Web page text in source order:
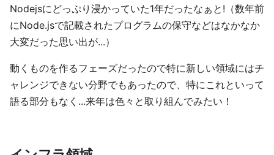
Nodejsにどっぷり浸かっていた1年だったなぁと!（数年前
にNode.jsで記載されたプログラムの保守などはなかなか
大変だった思い出が...）
動くものを作るフェーズだったので特に新しい領域にはチ
ャレンジできない分野でもあったので、特にこれといって
語る部分もなく...来年は色々と取り組んでみたい！